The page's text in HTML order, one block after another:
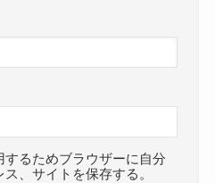
するためブラウザーに自分
、サイトを保存する。